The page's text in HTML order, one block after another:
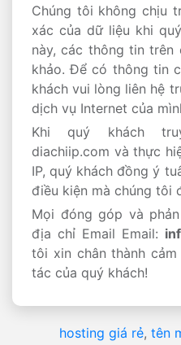
Chúng tôi không chịu
xác của dữ liệu khi
này, các thông tin trên
khảo. Để có thông tin
khách vui lòng liên hệ
dịch vụ Internet của
Khi quý khách
diachiip.com và thực
IP, quý khách đồng ý
điều kiện mà chúng tôi
Mọi đóng góp và
địa chỉ Email Email:
tôi xin chân thành
tác của quý khách!
hosting giá rẻ, tên